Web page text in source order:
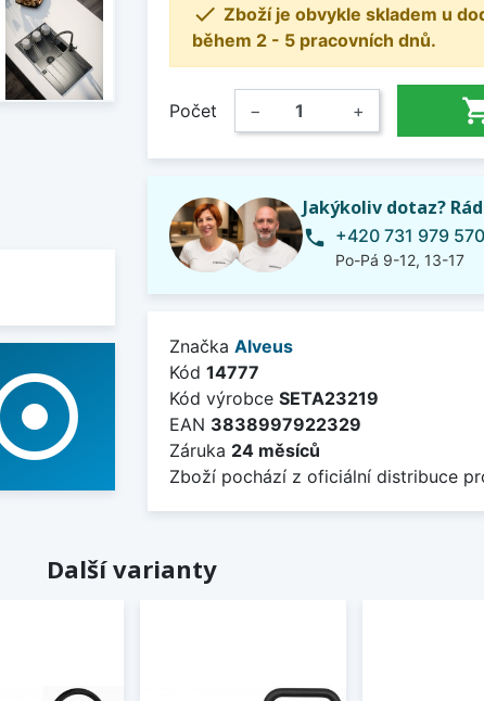
 Zboží je obvykle skladem u
během 2 - 5 pracovních dnů.
Počet − +
Jakýkoliv dotaz?
phone +420 731 979 570
Po-Pá 9-12, 13-17
Značka Alveus
Kód 14777
Kód výrobce SETA23219
EAN 3838997922329
Záruka 24 měsíců
Zboží pochází z oficiální distribuce
Další varianty